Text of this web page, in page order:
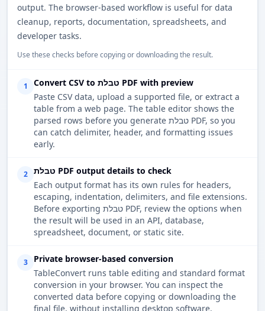
output. The browser-based workflow is useful for data
cleanup, reports, documentation, spreadsheets, and
developer tasks.
Use these checks before copying or downloading the result.
1
Convert CSV to טבלת PDF with preview
Paste CSV data, upload a supported file, or extract a
table from a web page. The table editor shows the
parsed rows before you generate טבלת PDF, so you
can catch delimiter, header, and formatting issues
early.
2
טבלת PDF output details to check
Each output format has its own rules for headers,
escaping, indentation, delimiters, and file extensions.
Before exporting טבלת PDF, review the options when
the result will be used in an API, database,
spreadsheet, document, or static site.
3
Private browser-based conversion
TableConvert runs table editing and standard format
conversion in your browser. You can inspect the
converted data before copying or downloading the
final file, without installing desktop software.